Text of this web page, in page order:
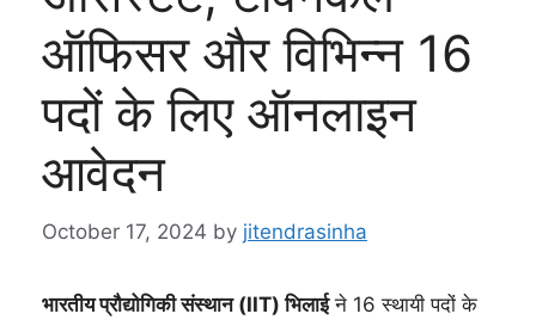
ऑफिसर और विभिन्न 16
पदों के लिए ऑनलाइन
आवेदन
October 17, 2024 by jitendrasinha
भारतीय प्रौद्योगिकी संस्थान (IIT) भिलाईने 16 स्थायी पदों के